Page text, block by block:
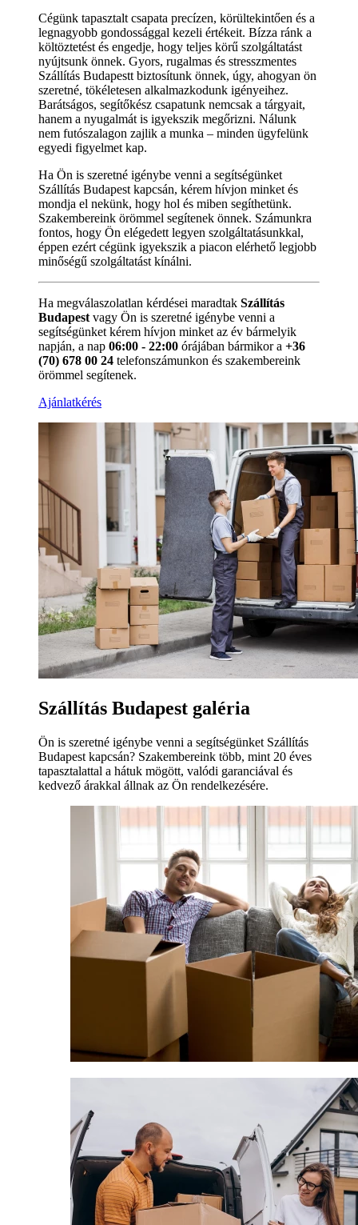
Cégünk tapasztalt csapata precízen, körültekintően és a
legnagyobb gondossággal kezeli értékeit. Bízza ránk a
költöztetést és engedje, hogy teljes körű szolgáltatást
nyújtsunk önnek. Gyors, rugalmas és stresszmentes
Szállítás Budapestt biztosítunk önnek, úgy, ahogyan ön
szeretné, tökéletesen alkalmazkodunk igényeihez.
Barátságos, segítőkész csapatunk nemcsak a tárgyait,
hanem a nyugalmát is igyekszik megőrizni. Nálunk
nem futószalagon zajlik a munka – minden ügyfelünk
egyedi figyelmet kap.
Ha Ön is szeretné igénybe venni a segítségünket
Szállítás Budapest kapcsán, kérem hívjon minket és
mondja el nekünk, hogy hol és miben segíthetünk.
Szakembereink örömmel segítenek önnek. Számunkra
fontos, hogy Ön elégedett legyen szolgáltatásunkkal,
éppen ezért cégünk igyekszik a piacon elérhető legjobb
minőségű szolgáltatást kínálni.
Ha megválaszolatlan kérdései maradtak Szállítás
Budapest vagy Ön is szeretné igénybe venni a
segítségünket kérem hívjon minket az év bármelyik
napján, a nap 06:00 - 22:00 órájában bármikor a +36
(70) 678 00 24 telefonszámunkon és szakembereink
örömmel segítenek.
Ajánlatkérés
Szállítás Budapest galéria
Ön is szeretné igénybe venni a segítségünket Szállítás
Budapest kapcsán? Szakembereink több, mint 20 éves
tapasztalattal a hátuk mögött, valódi garanciával és
kedvező árakkal állnak az Ön rendelkezésére.